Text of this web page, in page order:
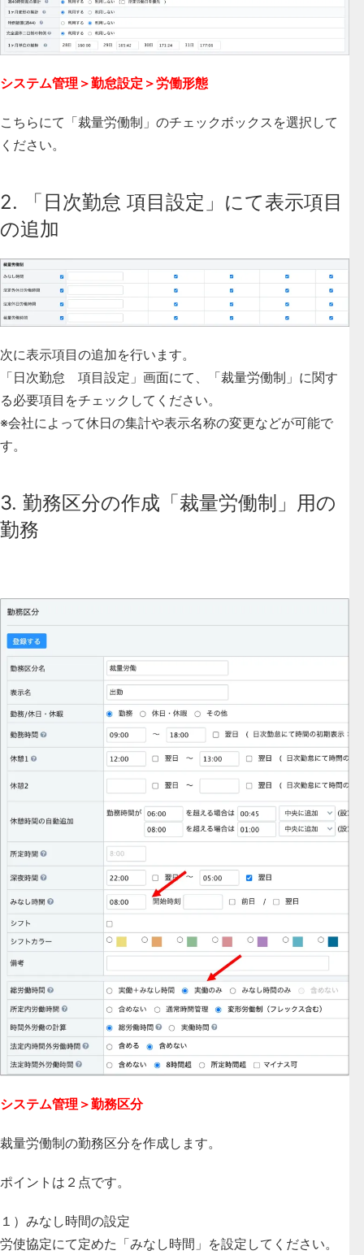
システム管理＞勤怠設定＞労働形態
こちらにて「裁量労働制」のチェックボックスを選択して
ください。
2. 「日次勤怠 項目設定」にて表示項目
の追加
次に表示項目の追加を行います。
「日次勤怠 項目設定」画面にて、「裁量労働制」に関す
る必要項目をチェックしてください。
※会社によって休日の集計や表示名称の変更などが可能で
す。
3. 勤務区分の作成「裁量労働制」用の
勤務
システム管理＞勤務区分
裁量労働制の勤務区分を作成します。
ポイントは２点です。
１）みなし時間の設定
労使協定にて定めた「みなし時間」を設定してください。